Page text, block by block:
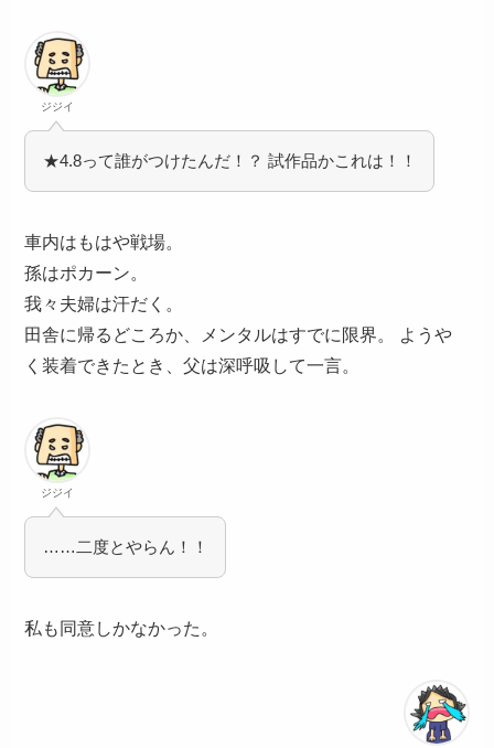
ジジイ
★4.8って誰がつけたんだ！？ 試作品かこれは！！
車内はもはや戦場。
孫はポカーン。
我々夫婦は汗だく。
田舎に帰るどころか、メンタルはすでに限界。 ようや
く装着できたとき、父は深呼吸して一言。
ジジイ
……二度とやらん！！
私も同意しかなかった。